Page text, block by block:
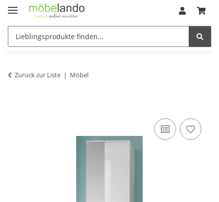
Zurück zur Liste Möbel